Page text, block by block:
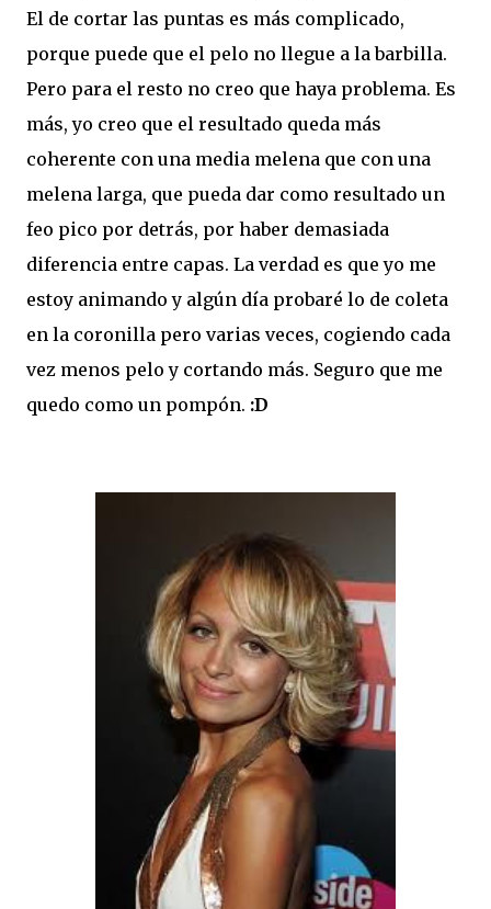
El de cortar las puntas es más complicado,
porque puede que el pelo no llegue a la barbilla.
Pero para el resto no creo que haya problema. Es
más, yo creo que el resultado queda más
coherente con una media melena que con una
melena larga, que pueda dar como resultado un
feo pico por detrás, por haber demasiada
diferencia entre capas. La verdad es que yo me
estoy animando y algún día probaré lo de coleta
en la coronilla pero varias veces, cogiendo cada
vez menos pelo y cortando más. Seguro que me
quedo como un pompón. :D